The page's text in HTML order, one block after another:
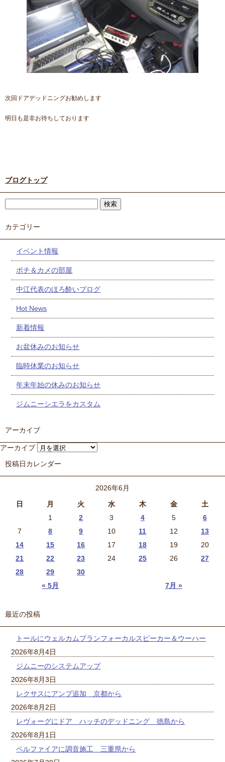
次回ドアデッドニングお勧めします
明日も是非お待ちしております
ブログトップ
カテゴリー
イベント情報
ポチ＆カメの部屋
中江代表のほろ酔いブログ
Hot News
新着情報
お盆休みのお知らせ
臨時休業のお知らせ
年末年始の休みのお知らせ
ジムニーシエラをカスタム
アーカイブ
アーカイブ
投稿日カレンダー
2026年6月
日
月 火 水 木 金 土
« 5月 7月 »
1 2 3 4 5
6
7
8 9 10 11 12
13
14
15 16 17 18 19
20
21
22 23 24 25 26
27
28
29 30
最近の投稿
トールにウェルカムプランフォーカルスピーカー＆ウーハー
2026年8月4日
ジムニーのシステムアップ
2026年8月3日
レクサスにアンプ追加 京都から
2026年8月2日
レヴォーグにドア ハッチのデッドニング 徳島から
2026年8月1日
ベルファイアに調音施工 三重県から